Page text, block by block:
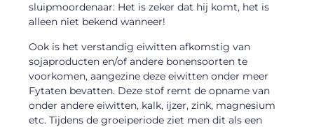
sluipmoordenaar: Het is zeker dat hij komt, het is
alleen niet bekend wanneer!
Ook is het verstandig eiwitten afkomstig van
sojaproducten en/of andere bonensoorten te
voorkomen, aangezine deze eiwitten onder meer
Fytaten bevatten. Deze stof remt de opname van
onder andere eiwitten, kalk, ijzer, zink, magnesium
etc. Tijdens de groeiperiode ziet men dit als een